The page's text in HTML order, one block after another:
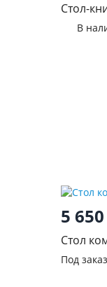
Стол-
В
5 650
Стол
Под заказ